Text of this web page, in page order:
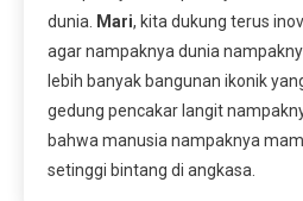
dunia.
Mari, kita dukung terus
agar nampaknya dunia
lebih banyak bangunan ikonik
gedung pencakar langit
bahwa manusia nampaknya
setinggi bintang di angkasa.